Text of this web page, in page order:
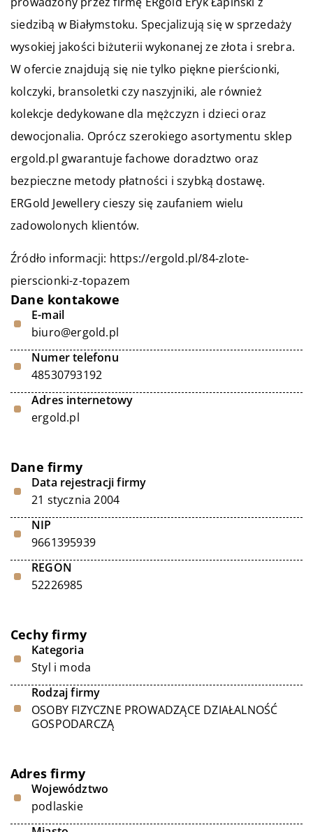
siedzibą w Białymstoku. Specjalizują się w sprzedaży
wysokiej jakości biżuterii wykonanej ze złota i srebra.
W ofercie znajdują się nie tylko piękne pierścionki,
kolczyki, bransoletki czy naszyjniki, ale również
kolekcje dedykowane dla mężczyzn i dzieci oraz
dewocjonalia. Oprócz szerokiego asortymentu sklep
ergold.pl gwarantuje fachowe doradztwo oraz
bezpieczne metody płatności i szybką dostawę.
ERGold Jewellery cieszy się zaufaniem wielu
zadowolonych klientów.
Źródło informacji: https://ergold.pl/84-zlote-
pierscionki-z-topazem
Dane kontakowe
E-mail
biuro@ergold.pl
Numer telefonu
48530793192
Adres internetowy
ergold.pl
Dane firmy
Data rejestracji firmy
21 stycznia 2004
NIP
9661395939
REGON
52226985
Cechy firmy
Kategoria
Styl i moda
Rodzaj firmy
OSOBY FIZYCZNE PROWADZĄCE DZIAŁALNOŚĆ
GOSPODARCZĄ
Adres firmy
Województwo
podlaskie